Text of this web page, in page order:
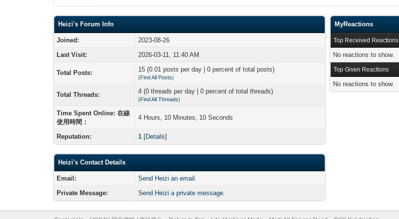
Heizi's Forum Info
Joined:
2023-08-26
Last Visit:
2026-03-11, 11:40 AM
Total Posts: 15 (0.01 posts per day | 0 percent of total posts)
(Find All Posts)
Total Threads: 4 (0 threads per day | 0 percent of total threads)
(Find All Threads)
Time Spent Online: 在線
使用時間：
4 Hours, 10 Minutes, 10 Seconds
Reputation: 1 [Details]
Heizi's Contact Details
Email:
Send Heizi an email.
Private Message:
Send Heizi a private message.
MyReactions
Top Received Reactions
No reactions to show.
Top Given Reactions
No reactions to show.